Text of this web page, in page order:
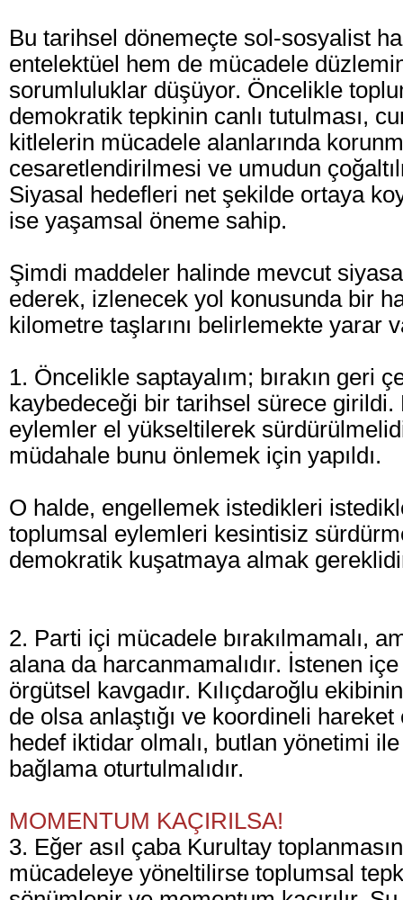
Bu tarihsel dönemeçte sol-sosyalist
entelektüel hem de mücadele
sorumluluklar düşüyor. Öncelikle
demokratik tepkinin canlı tutulması,
kitlelerin mücadele alanlarında
cesaretlendirilmesi ve umudun
Siyasal hedefleri net şekilde ortaya
ise yaşamsal öneme sahip.
Şimdi maddeler halinde mevcut
ederek, izlenecek yol konusunda bir
kilometre taşlarını belirlemekte yarar
1. Öncelikle saptayalım; bırakın geri
kaybedeceği bir tarihsel sürece girildi.
eylemler el yükseltilerek
müdahale bunu önlemek için yapıldı.
O halde, engellemek istedikleri
toplumsal eylemleri kesintisiz
demokratik kuşatmaya almak
2. Parti içi mücadele bırakılmamalı,
alana da harcanmamalıdır. İstenen
örgütsel kavgadır. Kılıçdaroğlu
de olsa anlaştığı ve koordineli hareket
hedef iktidar olmalı, butlan yönetimi
bağlama oturtulmalıdır.
MOMENTUM KAÇIRILSA!
3. Eğer asıl çaba Kurultay
mücadeleye yöneltilirse toplumsal